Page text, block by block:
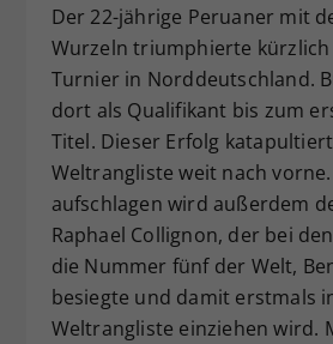
Der 22-jährige Peruaner mit
Wurzeln triumphierte kürzlich
Turnier in Norddeutschland.
dort als Qualifikant bis zum
Titel. Dieser Erfolg
Weltrangliste weit nach
aufschlagen wird außerdem
Raphael Collignon, der bei
die Nummer fünf der Welt,
besiegte und damit erstmals
Weltrangliste einziehen wird.